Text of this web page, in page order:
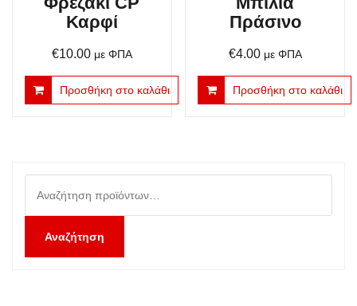
Καρφί
€10.00 με ΦΠΑ
Προσθήκη στο καλάθι
Πράσινο
€4.00 με ΦΠΑ
Προσθήκη στο καλάθι
για:
Αναζήτηση